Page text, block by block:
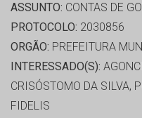
ASSUNTO: CONTAS DE
PROTOCOLO: 2030856
ORGÃO: PREFEITURA
INTERESSADO(S):
CRISÓSTOMO DA SILVA,
FIDELIS